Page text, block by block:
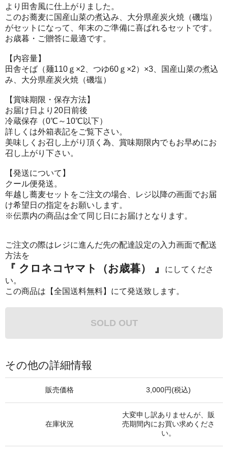
より田舎風に仕上がりました。
このお蕎麦に国産山菜の煮込み、大分県産炭火焼（磯塩）
がセットになって、年末のご準備に喜ばれるセットです。
お歳暮・ご贈答に最適です。
【内容量】
田舎そば（麺110ｇ×2、つゆ60ｇ×2）×3、国産山菜の煮込
み、大分県産炭火焼（磯塩）
【賞味期限・保存方法】
お届け日より20日前後
冷蔵保存（0℃～10℃以下）
詳しくは外箱表記をご覧下さい。
美味しくお召し上がり頂く為、賞味期限内でもお早めにお
召し上がり下さい。
【発送について】
クール便発送。
年越し蕎麦セットをご注文の場合、レジ以降の画面でお届
け希望日の指定をお願いします。
※伝票内の商品は全て同じ日にお届けとなります。
ご注文の際はレジに進んだ先の配達設定の入力画面で配送
方法を
『 クロネコヤマト（お歳暮） 』
にしてくださ
い。
この商品は【全国送料無料】にて発送致します。
SOLD OUT
その他の詳細情報
販売価格 3,000円(税込)
在庫状況
大変申し訳ありませんが、販
売期間内にお買い求めくださ
い。